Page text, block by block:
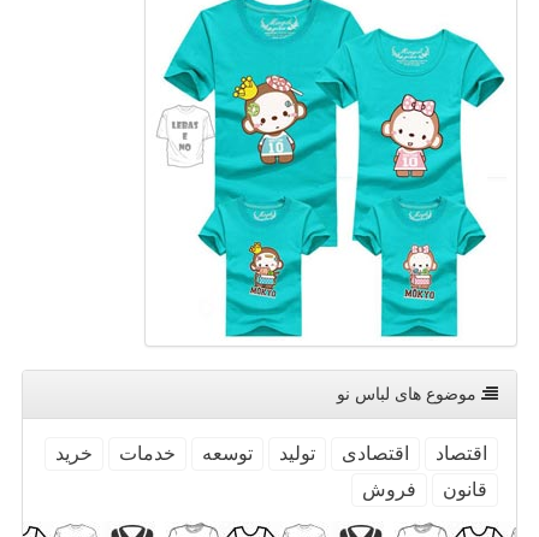
موضوع های لباس نو
اقتصاد اقتصادی تولید توسعه خدمات
خرید
قانون
فروش